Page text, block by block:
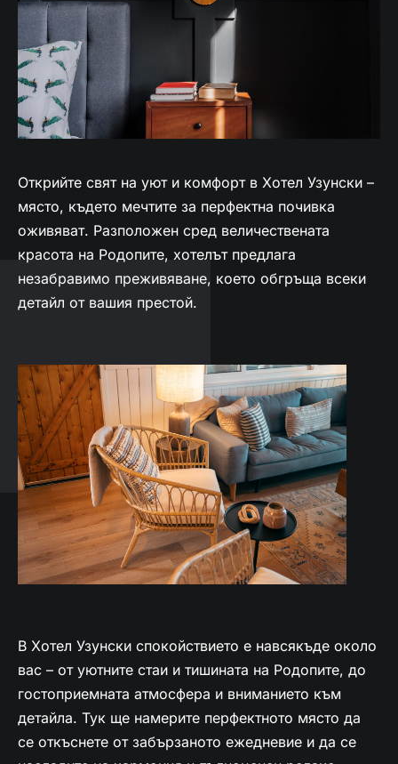
Открийте свят на уют и комфорт в Хотел Узунски –
място, където мечтите за перфектна почивка
оживяват. Разположен сред величествената
незабравимо преживяване, което обгръща всеки
детайл от вашия престой.
В Хотел Узунски спокойствието е навсякъде около
вас – от уютните стаи и тишината на Родопите, до
се откъснете от забързаното ежедневие и да се
насладите на хармония и пълноценен релакс.